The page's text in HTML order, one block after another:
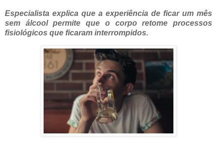
Especialista explica que a experiência de ficar um mês
sem álcool permite que o corpo retome processos
fisiológicos que ficaram interrompidos.